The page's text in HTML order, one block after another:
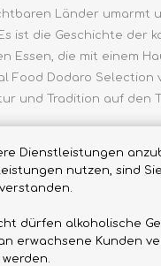
Länder
ist die Geschichte der
Essen, die mit einem
Food Dodaro Selection
und Tradition auf den
in die antike
um die
über genossen
der von
Dienstleistungen
nutzen, sind
dürfen alkoholische
erwachsene Kunden
werden.